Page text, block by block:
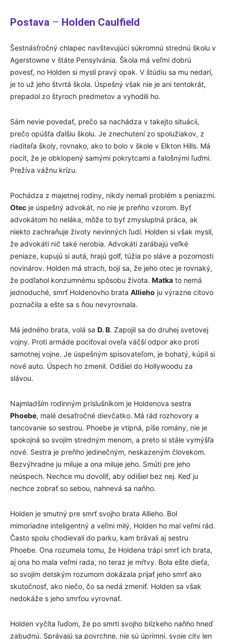
Postava – Holden Caulfield
Šestnásťročný chlapec navštevujúci súkromnú strednú školu v
Agerstowne v štáte Pensylvánia. Škola má veľmi dobrú
povesť, no Holden si myslí pravý opak. V štúdiu sa mu nedarí,
je to už jeho štvrtá škola. Úspešný však nie je ani tentokrát,
prepadol zo štyroch predmetov a vyhodili ho.
Sám nevie povedať, prečo sa nachádza v takejto situácii,
prečo opúšťa ďalšiu školu. Je znechutení zo spolužiakov, z
riaditeľa školy, rovnako, ako to bolo v škole v Elkton Hills. Má
pocit, že je obklopený samými pokrytcami a falošnými ľuďmi.
Prežíva vážnu krízu.
Pochádza z majetnej rodiny, nikdy nemali problém s peniazmi.
Otec je úspešný advokát, no nie je preňho vzorom. Byť
advokátom ho neláka, môže to byť zmysluplná práca, ak
niekto zachraňuje životy nevinných ľudí. Holden si však myslí,
že advokáti nič také nerobia. Advokáti zarábajú veľké
peniaze, kupujú si autá, hrajú golf, túžia po sláve a pozornosti
novinárov. Holden má strach, bojí sa, že jeho otec je rovnaký,
že podľahol konzumnému spôsobu života. Matka to nemá
jednoduché, smrť Holdenovho brata Allieho ju výrazne citovo
poznačila a ešte sa s ňou nevyrovnala.
Má jedného brata, volá sa D. B. Zapojil sa do druhej svetovej
vojny. Proti armáde pociťoval oveľa väčší odpor ako proti
samotnej vojne. Je úspešným spisovateľom, je bohatý, kúpil si
nové auto. Úspech ho zmenil. Odišiel do Hollywoodu za
slávou.
Najmladším rodinným príslušníkom je Holdenova sestra
Phoebe, malé desaťročné dievčatko. Má rád rozhovory a
tancovanie so sestrou. Phoebe je vtipná, píše romány, nie je
spokojná so svojím stredným menom, a preto si stále vymýšľa
nové. Sestra je preňho jedinečným, neskazeným človekom.
Bezvýhradne ju miluje a ona miluje jeho. Smúti pre jeho
neúspech. Nechce mu dovoliť, aby odišiel bez nej. Keď ju
nechce zobrať so sebou, nahnevá sa naňho.
Holden je smutný pre smrť svojho brata Allieho. Bol
mimoriadne inteligentný a veľmi milý, Holden ho mal veľmi rád.
Často spolu chodievali do parku, kam brávali aj sestru
Phoebe. Ona rozumela tomu, že Holdena trápi smrť ich brata,
aj ona ho mala veľmi rada, no teraz je mŕtvy. Bola ešte dieťa,
so svojím detským rozumom dokázala prijať jeho smrť ako
skutočnosť, ako niečo, čo sa nedá zmeniť. Holden sa však
nedokáže s jeho smrťou vyrovnať.
Holden vyčíta ľuďom, že po smrti svojho blízkeho naňho hneď
zabudnú. Správajú sa povrchne, nie sú úprimní, svoje city len